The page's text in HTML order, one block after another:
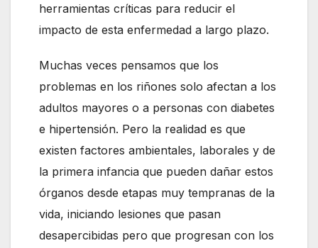
herramientas críticas para reducir el
impacto de esta enfermedad a largo plazo.
Muchas veces pensamos que los
problemas en los riñones solo afectan a los
adultos mayores o a personas con diabetes
e hipertensión. Pero la realidad es que
existen factores ambientales, laborales y de
la primera infancia que pueden dañar estos
órganos desde etapas muy tempranas de la
vida, iniciando lesiones que pasan
desapercibidas pero que progresan con los